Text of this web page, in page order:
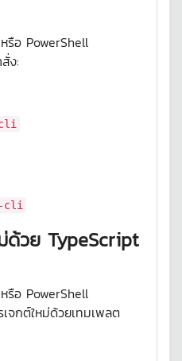
รือ PowerShell
ง:
cli
ด้วย TypeScript
รือ PowerShell
จกต์ใหม่ด้วยเทมเพลต